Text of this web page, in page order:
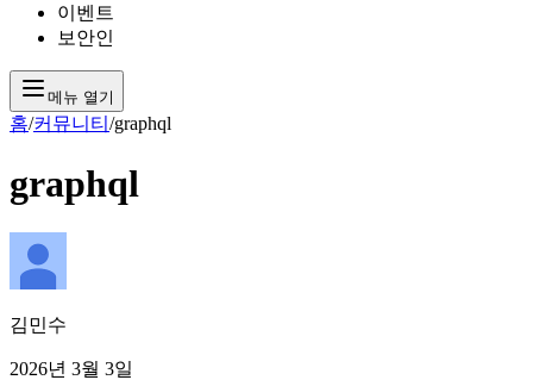
이벤트
보안인
메뉴 열기
홈/커뮤니티 /graphql
graphql
김민수
2026년 3월 3일